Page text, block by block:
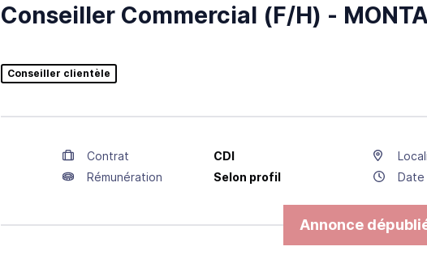
Conseiller Commercial (F/H) -
Conseiller clientèle
Contrat CDI
Rémunération
Selon profil
Annonce